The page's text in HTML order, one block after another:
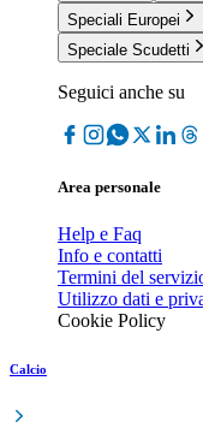
Speciali Europei
Speciale Scudetti
Seguici anche su
Area personale
Help e Faq
Info e contatti
Termini del
Utilizzo dati e
Cookie Policy
Calcio